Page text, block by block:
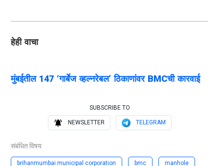
हेही वाचा
मुंबईतील 147 ‘गार्बेज व्हल्नरेबल’ ठिकाणांवर BMCची कारवाई
SUBSCRIBE TO
NEWSLETTER TELEGRAM
संबंधित विषय
brihanmumbai municipal corporation bmc manhole